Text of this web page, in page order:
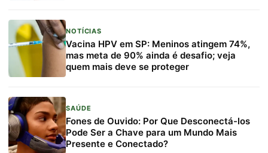
NOTÍCIAS
Vacina HPV em SP: Meninos atingem 74%,
mas meta de 90% ainda é desafio; veja
quem mais deve se proteger
SAÚDE
Fones de Ouvido: Por Que Desconectá-los
Pode Ser a Chave para um Mundo Mais
Presente e Conectado?